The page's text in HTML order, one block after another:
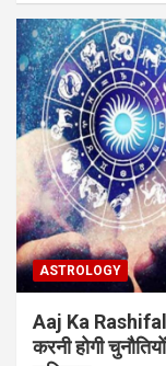
ASTROLOGY
Aaj Ka Rashifal:
करनी होगी